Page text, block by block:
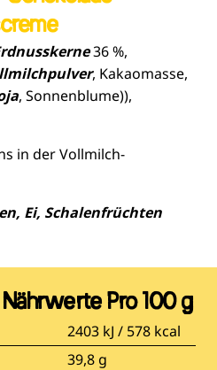
36 %,
, Kakaomasse,
, Sonnenblume)),
in der Vollmilch-
Ei, Schalenfrüchten
Pro 100 g
2403 kJ / 578 kcal
39,8 g